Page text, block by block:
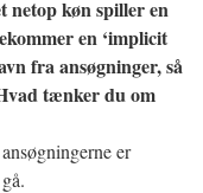
netop køn spiller en
en ‘implicit
fra ansøgninger, så
tænker du om
er